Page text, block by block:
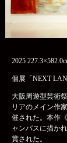
2025
個展「NEXT
大阪周遊型芸術
リアのメイン作
催された。本作
ャンバスに描か
賞された。